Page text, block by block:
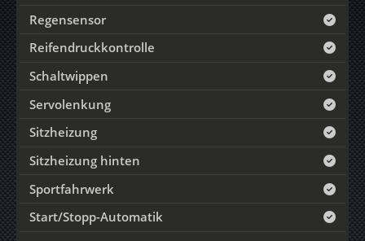
Regensensor
Reifendruckkontrolle
Schaltwippen
Servolenkung
Sitzheizung
Sitzheizung hinten
Sportfahrwerk
Start/Stopp-Automatik